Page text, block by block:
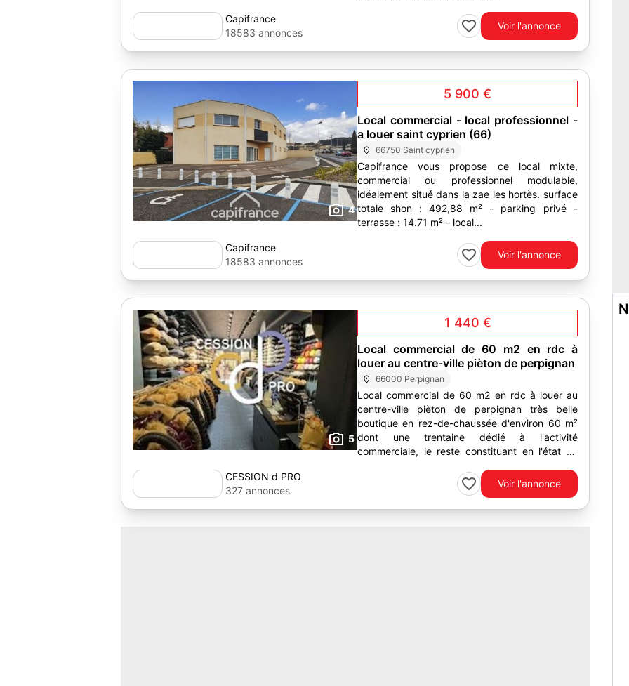
Capifrance
18583 annonces
Voir l'annonce
4
5 900 €
Local commercial - local professionnel -
a louer saint cyprien (66)
66750 Saint cyprien
Capifrance vous propose ce local mixte,
commercial ou professionnel modulable,
idéalement situé dans la zae les hortès. surface
totale shon : 492,88 m² - parking privé -
terrasse : 14.71 m² - local...
Capifrance
18583 annonces
Voir l'annonce
5
1 440 €
Local commercial de 60 m2 en rdc à
louer au centre-ville pièton de perpignan
66000 Perpignan
Local commercial de 60 m2 en rdc à louer au
centre-ville pièton de perpignan très belle
boutique en rez-de-chaussée d'environ 60 m²
dont une trentaine dédié à l'activité
commerciale, le reste constituant en l'état un
CESSION d PRO
327 annonces
Voir l'annonce